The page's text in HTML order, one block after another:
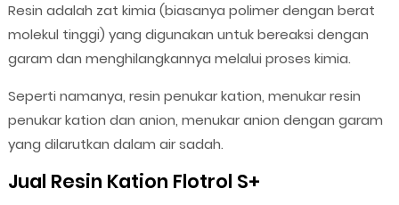
Resin adalah zat kimia (biasanya polimer dengan berat
molekul tinggi) yang digunakan untuk bereaksi dengan
garam dan menghilangkannya melalui proses kimia.
Seperti namanya, resin penukar kation, menukar resin
penukar kation dan anion, menukar anion dengan garam
yang dilarutkan dalam air sadah.
Jual Resin Kation Flotrol S+